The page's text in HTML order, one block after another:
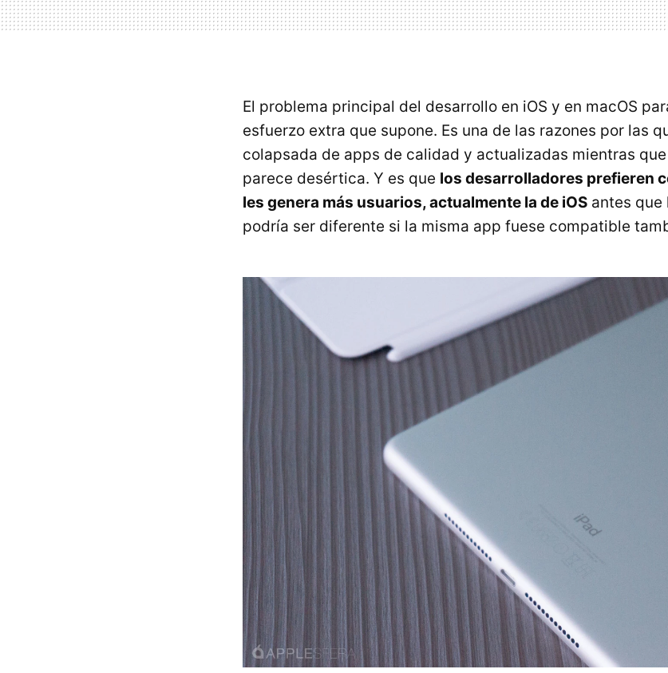
El problema principal del desarrollo en iOS y en macOS
esfuerzo extra que supone. Es una de las razones por las
colapsada de apps de calidad y actualizadas mientras
parece desértica. Y es que los desarrolladores prefieren
les genera más usuarios, actualmente la de iOS antes que
podría ser diferente si la misma app fuese compatible